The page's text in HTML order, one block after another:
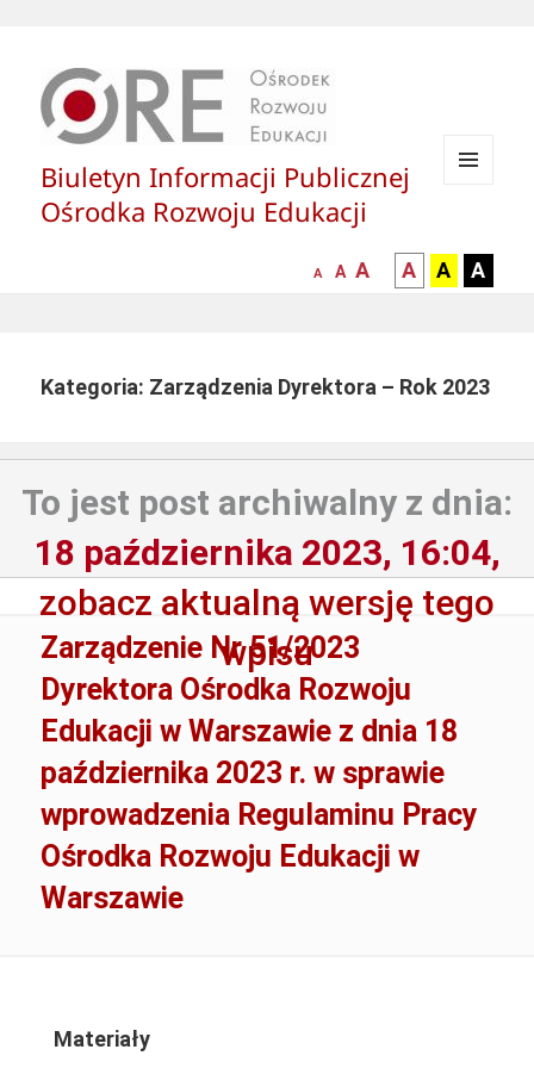
Biuletyn Informacji Publicznej
Ośrodka Rozwoju Edukacji
mniejsza
A
normalna
A
większa-
czcionka
A
kontrast
czarny
tle
A
kontrast
czarny
tle
A
żółty
tle
A
Kategoria: Zarządzenia Dyrektora – Rok 2023
To jest post archiwalny z dnia:
18 października 2023, 16:04,
zobacz aktualną wersję tego
wpisu
Zarządzenie Nr 51/2023
Dyrektora Ośrodka Rozwoju
Edukacji w Warszawie z dnia 18
października 2023 r. w sprawie
wprowadzenia Regulaminu Pracy
Ośrodka Rozwoju Edukacji w
Warszawie
Materiały